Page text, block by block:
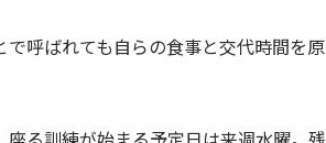
呼ばれても自らの食事と交代時間を原